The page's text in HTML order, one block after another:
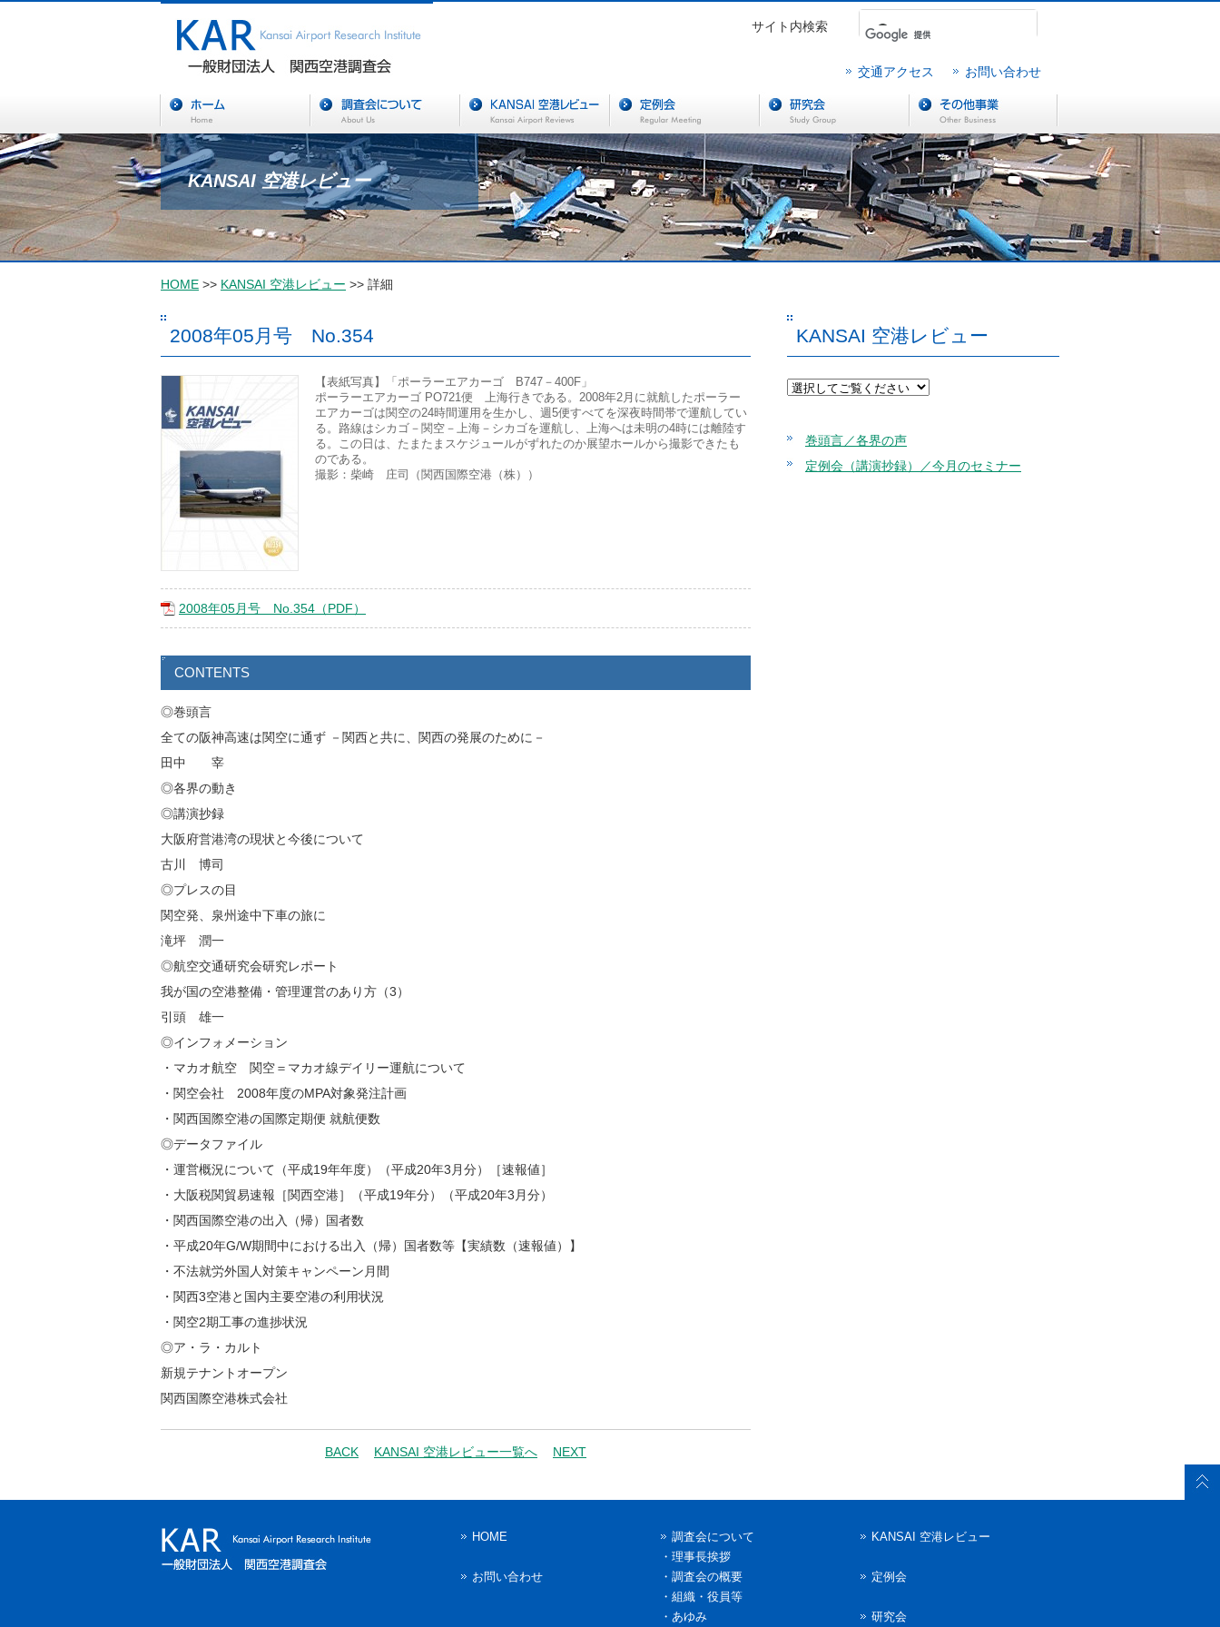
サイト内検索
交通アクセス お問い合わせ
KANSAI 空港レビュー
HOME >> KANSAI 空港レビュー >> 詳細
2008年05月号 No.354
【表紙写真】「ポーラーエアカーゴ B747－400F」
ポーラーエアカーゴ PO721便 上海行きである。2008年2月に就航したポーラー
エアカーゴは関空の24時間運用を生かし、週5便すべてを深夜時間帯で運航してい
る。路線はシカゴ－関空－上海－シカゴを運航し、上海へは未明の4時には離陸す
る。この日は、たまたまスケジュールがずれたのか展望ホールから撮影できたも
のである。
撮影：柴崎 庄司（関西国際空港（株））
2008年05月号 No.354（PDF）
CONTENTS
◎巻頭言
全ての阪神高速は関空に通ず －関西と共に、関西の発展のために－
田中 宰
◎各界の動き
◎講演抄録
大阪府営港湾の現状と今後について
古川 博司
◎プレスの目
関空発、泉州途中下車の旅に
滝坪 潤一
◎航空交通研究会研究レポート
我が国の空港整備・管理運営のあり方（3）
引頭 雄一
◎インフォメーション
・マカオ航空 関空＝マカオ線デイリー運航について
・関空会社 2008年度のMPA対象発注計画
・関西国際空港の国際定期便 就航便数
◎データファイル
・運営概況について（平成19年年度）（平成20年3月分）［速報値］
・大阪税関貿易速報［関西空港］（平成19年分）（平成20年3月分）
・関西国際空港の出入（帰）国者数
・平成20年G/W期間中における出入（帰）国者数等【実績数（速報値）】
・不法就労外国人対策キャンペーン月間
・関西3空港と国内主要空港の利用状況
・関空2期工事の進捗状況
◎ア・ラ・カルト
新規テナントオープン
関西国際空港株式会社
BACK KANSAI 空港レビュー一覧へ NEXT
KANSAI 空港レビュー
巻頭言／各界の声
定例会（講演抄録）／今月のセミナー
HOME
お問い合わせ
調査会について
・ 理事長挨拶
・ 調査会の概要
・ 組織・役員等
・ あゆみ
KANSAI 空港レビュー
定例会
研究会